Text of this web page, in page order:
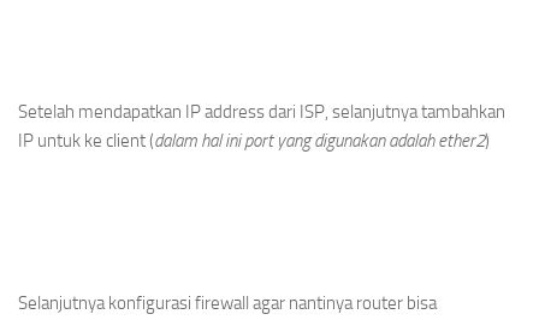
Setelah mendapatkan IP address dari ISP, selanjutnya tambahkan
IP untuk ke client (dalam hal ini port yang digunakan adalah ether2)
Selanjutnya konfigurasi firewall agar nantinya router bisa